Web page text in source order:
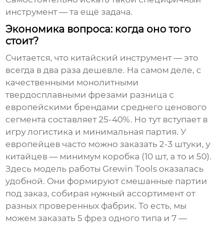
инструмент — та ещё задача.
Экономика вопроса: когда оно того
стоит?
Считается, что китайский инструмент — это
всегда в два раза дешевле. На самом деле, с
качественными монолитными
твердосплавными фрезами разница с
европейскими брендами среднего ценового
сегмента составляет 25-40%. Но тут вступает в
игру логистика и минимальная партия. У
европейцев часто можно заказать 2-3 штуки, у
китайцев — минимум коробка (10 шт, а то и 50).
Здесь модель работы Grewin Tools оказалась
удобной. Они формируют смешанные партии
под заказ, собирая нужный ассортимент от
разных проверенных фабрик. То есть, мы
можем заказать 5 фрез одного типа и 7 —